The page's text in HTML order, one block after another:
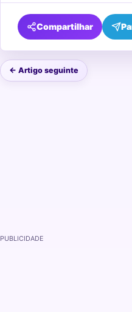
Compartilhar
← Artigo seguinte
PUBLICIDADE